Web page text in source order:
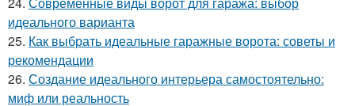
идеального варианта
25. Как выбрать идеальные гаражные ворота: советы и
рекомендации
26. Создание идеального интерьера самостоятельно:
миф или реальность